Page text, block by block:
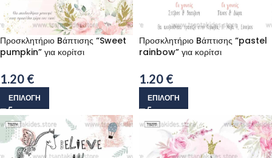
Προσκλητήριο Bάπτισης “Sweet
pumpkin” για κορίτσι
1.20 €
ΕΠΙΛΟΓΉ
Προσκλητήριο Bάπτισης “pastel
rainbow” για κορίτσι
1.20 €
ΕΠΙΛΟΓΉ